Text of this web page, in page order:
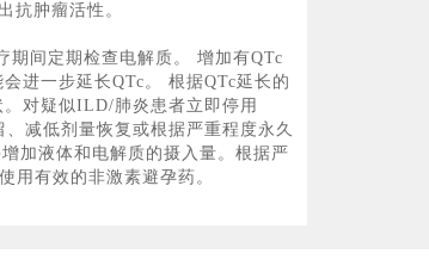
抗肿瘤活性。
间定期检查电解质。 增加有QTc
进一步延长QTc。 根据QTc延长的
对疑似ILD/肺炎患者立即停用
减低剂量恢复或根据严重程度永久
加液体和电解质的摄入量。根据严
有效的非激素避孕药。